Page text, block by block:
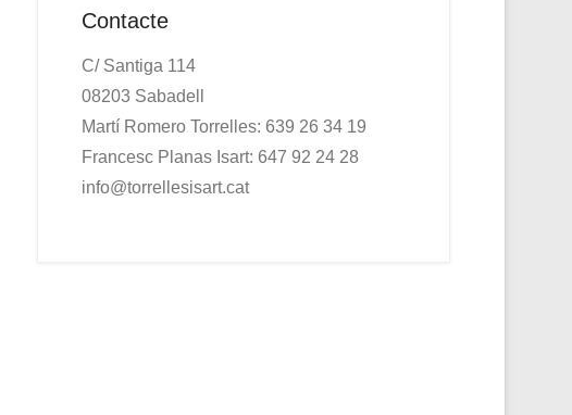
Contacte
C/ Santiga 114
08203 Sabadell
Martí Romero Torrelles: 639 26 34 19
Francesc Planas Isart: 647 92 24 28
info@torrellesisart.cat